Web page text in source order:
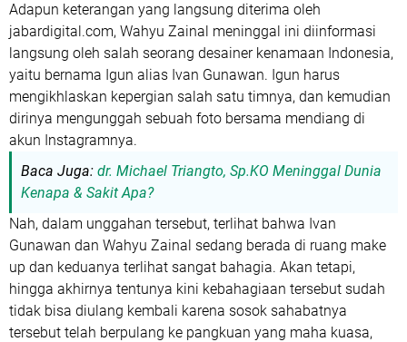
Adapun keterangan yang langsung diterima oleh
jabardigital.com, Wahyu Zainal meninggal ini diinformasi
langsung oleh salah seorang desainer kenamaan Indonesia,
yaitu bernama Igun alias Ivan Gunawan. Igun harus
mengikhlaskan kepergian salah satu timnya, dan kemudian
dirinya mengunggah sebuah foto bersama mendiang di
akun Instagramnya.
Baca Juga: dr. Michael Triangto, Sp.KO Meninggal Dunia
Kenapa & Sakit Apa?
Nah, dalam unggahan tersebut, terlihat bahwa Ivan
Gunawan dan Wahyu Zainal sedang berada di ruang make
up dan keduanya terlihat sangat bahagia. Akan tetapi,
hingga akhirnya tentunya kini kebahagiaan tersebut sudah
tidak bisa diulang kembali karena sosok sahabatnya
tersebut telah berpulang ke pangkuan yang maha kuasa,